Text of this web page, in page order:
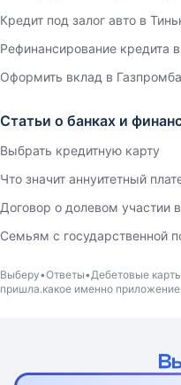
Кредит под залог авто в
Рефинансирование кредита
Оформить вклад в
Статьи о банках и
Выбрать кредитную карту
Что значит аннуитетный
Договор о долевом участии
Семьям с государственной
Выберу Ответы Дебетовые карты
пришла.какое именно приложение